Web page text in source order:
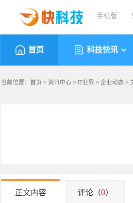
手机版
首页 科技快讯
当前位置： 首页 > 资讯中心 > IT业界 > 企业动态 >
正文内容 评论（0）